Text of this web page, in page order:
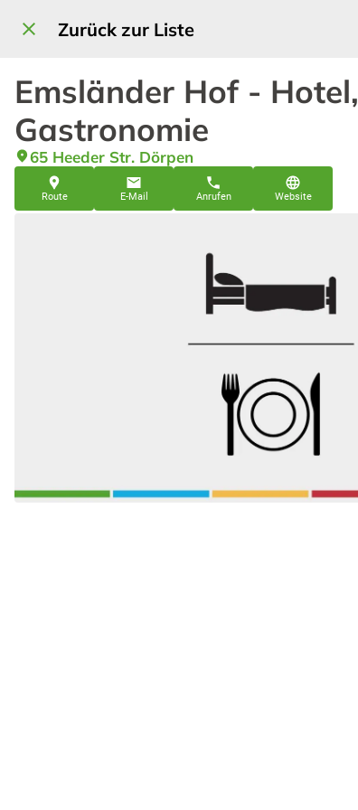
Zurück zur Liste
Emsländer Hof - Hotel,
Gastronomie
65 Heeder Str. Dörpen
Route E-Mail Anrufen Website